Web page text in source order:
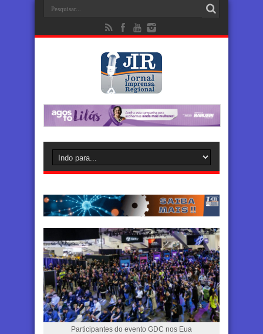
Participantes do evento GDC nos Eua